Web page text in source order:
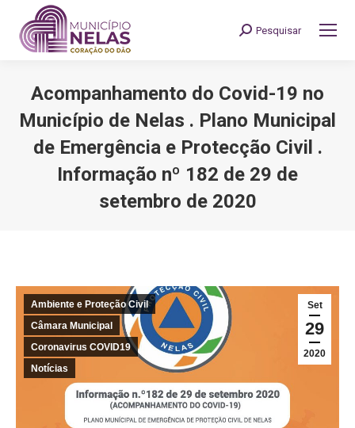
Search:
Pesquisar
Acompanhamento do Covid-19 no
Município de Nelas . Plano Municipal
de Emergência e Protecção Civil .
Informação nº 182 de 29 de
setembro de 2020
Set
29
2020
Ambiente e Proteção Civil
Câmara Municipal
Coronavirus COVID19
Notícias